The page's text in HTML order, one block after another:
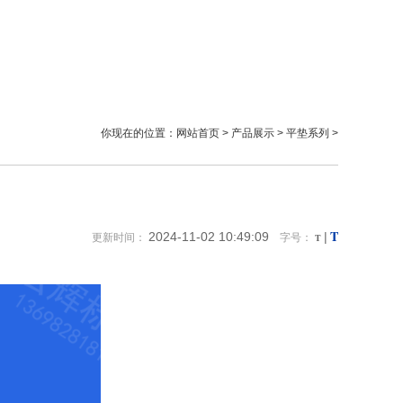
你现在的位置： 网站首页 > 产品展示 > 平垫系列 >
更新时间： 2024-11-02 10:49:09 字号： T | T